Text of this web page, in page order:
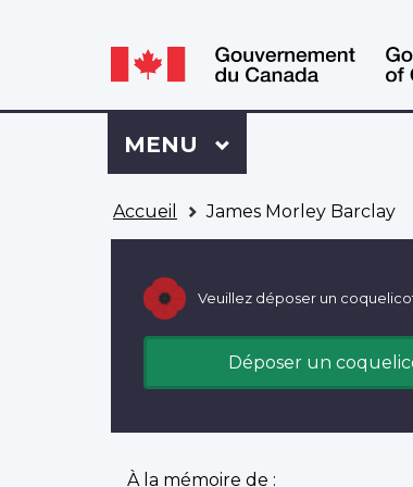
Language
switcher
Language
switcher
Se
connecter
à
Dossier
Menu
MENU PRINCIPAL
Accueil James Morley Barclay
Veuillez déposer un
Déposer un
À la mémoire de :